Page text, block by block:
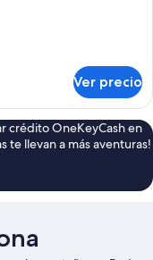
Ver precio
crédito OneKeyCash en
te llevan a más aventuras!